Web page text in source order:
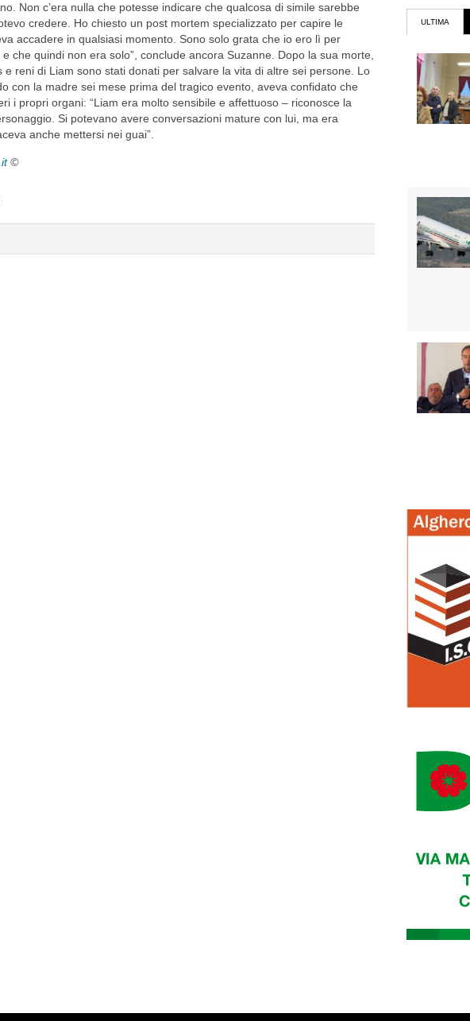
Non c’era nulla che potesse indicare che qualcosa di simile sarebbe
credere. Ho chiesto un post mortem specializzato per capire le
accadere in qualsiasi momento. Sono solo grata che io ero lì per
che quindi non era solo”, conclude ancora Suzanne. Dopo la sua morte,
e reni di Liam sono stati donati per salvare la vita di altre sei persone. Lo
con la madre sei mese prima del tragico evento, aveva confidato che
i propri organi: “Liam era molto sensibile e affettuoso – riconosce la
Si potevano avere conversazioni mature con lui, ma era
anche mettersi nei guai”.
©
ULTIMA